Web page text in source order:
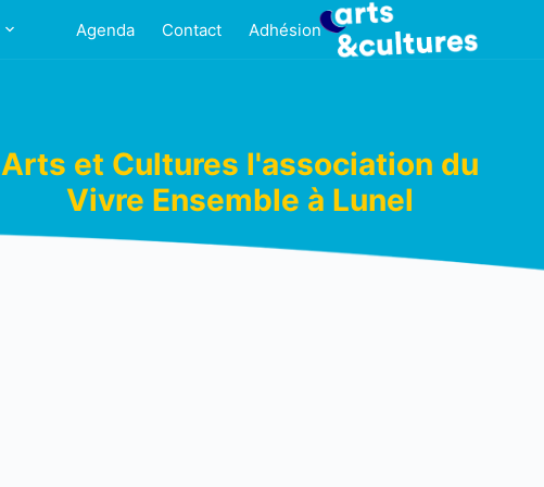
Agenda Contact Adhésion
Arts et Cultures l'association du
Vivre Ensemble à Lunel